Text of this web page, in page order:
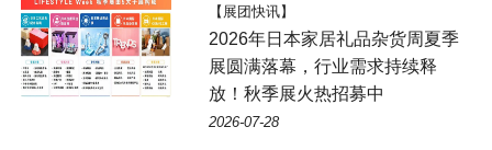
【展团快讯】
2026年日本家居礼品杂货周夏季
展圆满落幕，行业需求持续释
放！秋季展火热招募中
2026-07-28